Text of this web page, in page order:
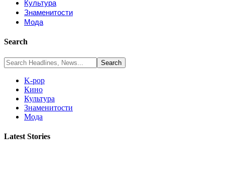
Культура
Знаменитости
Мода
Search
K-pop
Кино
Культура
Знаменитости
Мода
Latest Stories